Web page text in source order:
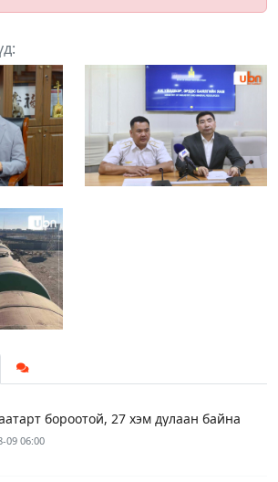
бороотой, 27 хэм дулаан байна
09 06:00